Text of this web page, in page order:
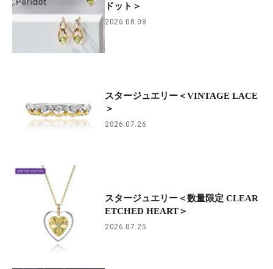
ドット＞
2026.08.08
スタージュエリー＜VINTAGE LACE
＞
2026.07.26
スタージュエリー＜数量限定 CLEAR
ETCHED HEART＞
2026.07.25